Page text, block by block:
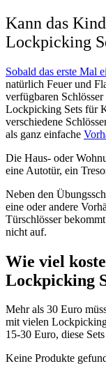
Kann das
Lockpicking
Sobald das erste Mal
natürlich Feuer und
verfügbaren
Lockpicking Sets für
verschiedene
als ganz einfache
Die Haus- oder
eine Autotür, ein
Neben den
eine oder andere
Türschlösser
nicht auf.
Wie viel
Lockpicking
Mehr als 30 Euro
mit vielen
15-30 Euro, diese
Keine Produkte